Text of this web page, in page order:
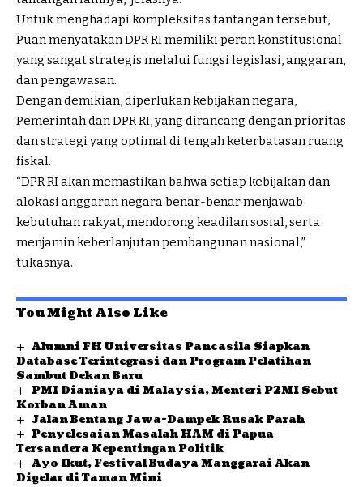
Untuk menghadapi kompleksitas tantangan tersebut,
Puan menyatakan DPR RI memiliki peran konstitusional
yang sangat strategis melalui fungsi legislasi, anggaran,
dan pengawasan.
Dengan demikian, diperlukan kebijakan negara,
Pemerintah dan DPR RI, yang dirancang dengan prioritas
dan strategi yang optimal di tengah keterbatasan ruang
fiskal.
“DPR RI akan memastikan bahwa setiap kebijakan dan
alokasi anggaran negara benar-benar menjawab
kebutuhan rakyat, mendorong keadilan sosial, serta
menjamin keberlanjutan pembangunan nasional,”
tukasnya.
You Might Also Like
Alumni FH Universitas Pancasila Siapkan
Database Terintegrasi dan Program Pelatihan
Sambut Dekan Baru
PMI Dianiaya di Malaysia, Menteri P2MI Sebut
Korban Aman
Jalan Bentang Jawa-Dampek Rusak Parah
Penyelesaian Masalah HAM di Papua
Tersandera Kepentingan Politik
Ayo Ikut, Festival Budaya Manggarai Akan
Digelar di Taman Mini